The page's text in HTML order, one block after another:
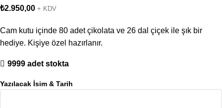
₺2.950,00 + KDV
Cam kutu içinde 80 adet çikolata ve 26 dal çiçek ile şık bir
hediye. Kişiye özel hazırlanır.
9999 adet stokta
Yazılacak İsim & Tarih